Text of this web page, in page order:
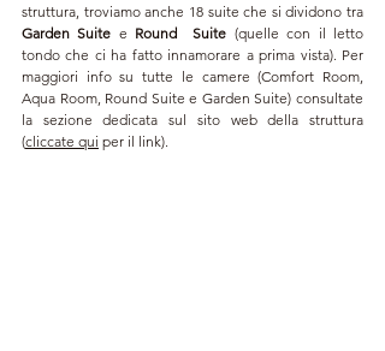
struttura, troviamo anche
Garden Suite e Round  Suite (quelle con il letto
tondo che ci ha fatto innamorare a prima vista). Per
maggiori info su tutte le camere (Comfort Room,
Aqua Room, Round Suite e Garden Suite) consultate
la sezione dedicata sul sito web della struttura
(cliccate qui per il link).